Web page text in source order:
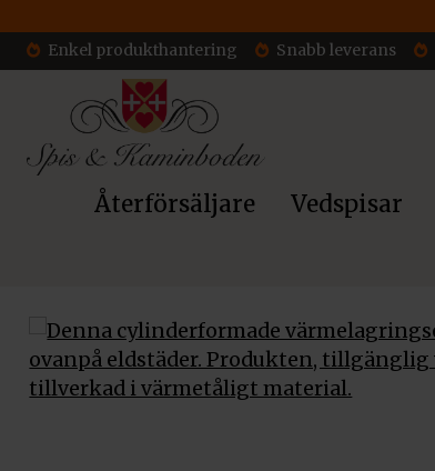
Enkel produkthantering
Snabb leverans
Återförsäljare Vedspisar